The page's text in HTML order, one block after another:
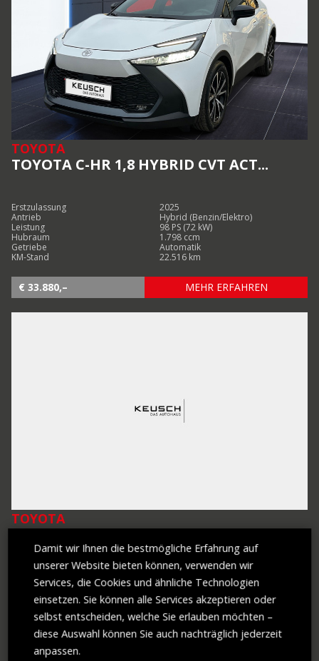
TOYOTA
TOYOTA C-HR 1,8 HYBRID CVT ACT...
Erstzulassung
2025
Antrieb
Hybrid (Benzin/Elektro)
Leistung
98 PS (72 kW)
Hubraum
1.798 ccm
Getriebe
Automatik
KM-Stand
22.516 km
€ 33.880,– MEHR ERFAHREN
TOYOTA
TOYOTA COROLLA 2,0 HYBRID GR-S...
Erstzulassung
2023
Antrieb
Hybrid (Benzin/Elektro)
Leistung
152 PS (112 kW)
Hubraum
1.987 ccm
Türen
5
Getriebe
Automatik
KM-Stand
29.492 km
Damit wir Ihnen die bestmögliche Erfahrung auf
unserer Website bieten können, verwenden wir
Services, die Cookies und ähnliche Technologien
einsetzen. Sie können alle Services akzeptieren oder
selbst entscheiden, welche Sie erlauben möchten –
diese Auswahl können Sie auch nachträglich jederzeit
anpassen.